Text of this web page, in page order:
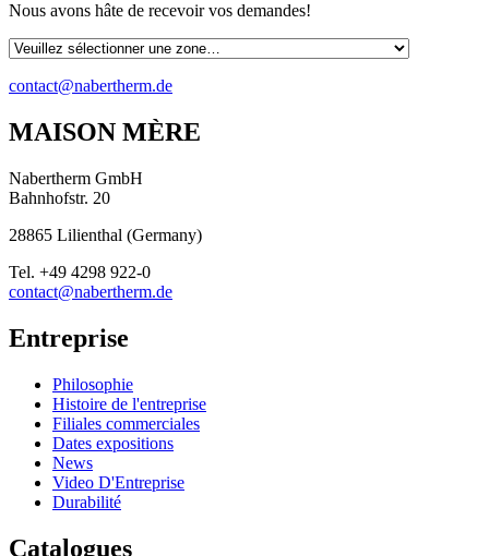
Nous avons hâte de recevoir vos demandes!
contact@nabertherm.de
MAISON MÈRE
Nabertherm GmbH
Bahnhofstr. 20
28865 Lilienthal (Germany)
Tel. +49 4298 922-0
contact@nabertherm.de
Entreprise
Philosophie
Histoire de l'entreprise
Filiales commerciales
Dates expositions
News
Video D'Entreprise
Durabilité
Catalogues